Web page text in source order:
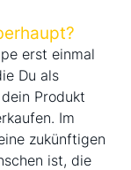
erst einmal
Du als
Produkt
Im
zukünftigen
ist, die